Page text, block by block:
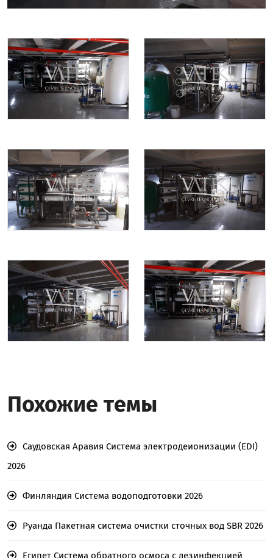
Похожие темы
Саудовская Аравия Система электродеионизации (EDI)
2026
Финляндия Система водоподготовки 2026
Руанда Пакетная система очистки сточных вод SBR 2026
Египет Система обратного осмоса с дезинфекцией